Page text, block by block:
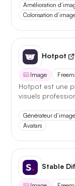
Amélioration
Colorisation
Hotpot
Image
Hotpot est une
visuels
Générateur
Avatars
Stable